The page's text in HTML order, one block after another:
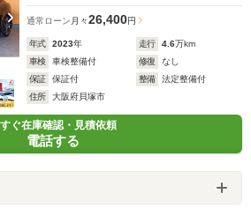
通常ローン 月々26,400円
年式 2023年 走行 4.6万km
車検
車検整備付 修復
なし
保証
保証付 整備
法定整備付
住所
大阪府貝塚市
ぐ在庫確認・見積依頼
電話する